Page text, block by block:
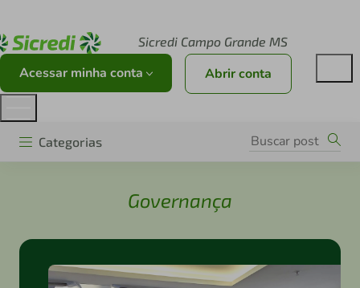
Sicredi Campo Grande MS
Acessar minha conta Abrir conta
Categorias
Governança